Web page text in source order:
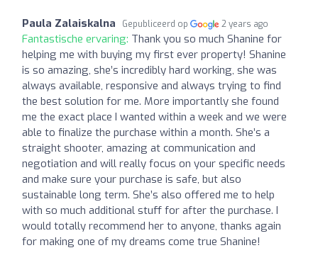
Paula Zalaiskalna Gepubliceerd op 2 years ago
Fantastische ervaring: Thank you so much Shanine for
helping me with buying my first ever property! Shanine
is so amazing, she’s incredibly hard working, she was
always available, responsive and always trying to find
the best solution for me. More importantly she found
me the exact place I wanted within a week and we were
able to finalize the purchase within a month. She’s a
straight shooter, amazing at communication and
negotiation and will really focus on your specific needs
and make sure your purchase is safe, but also
sustainable long term. She’s also offered me to help
with so much additional stuff for after the purchase. I
would totally recommend her to anyone, thanks again
for making one of my dreams come true Shanine!